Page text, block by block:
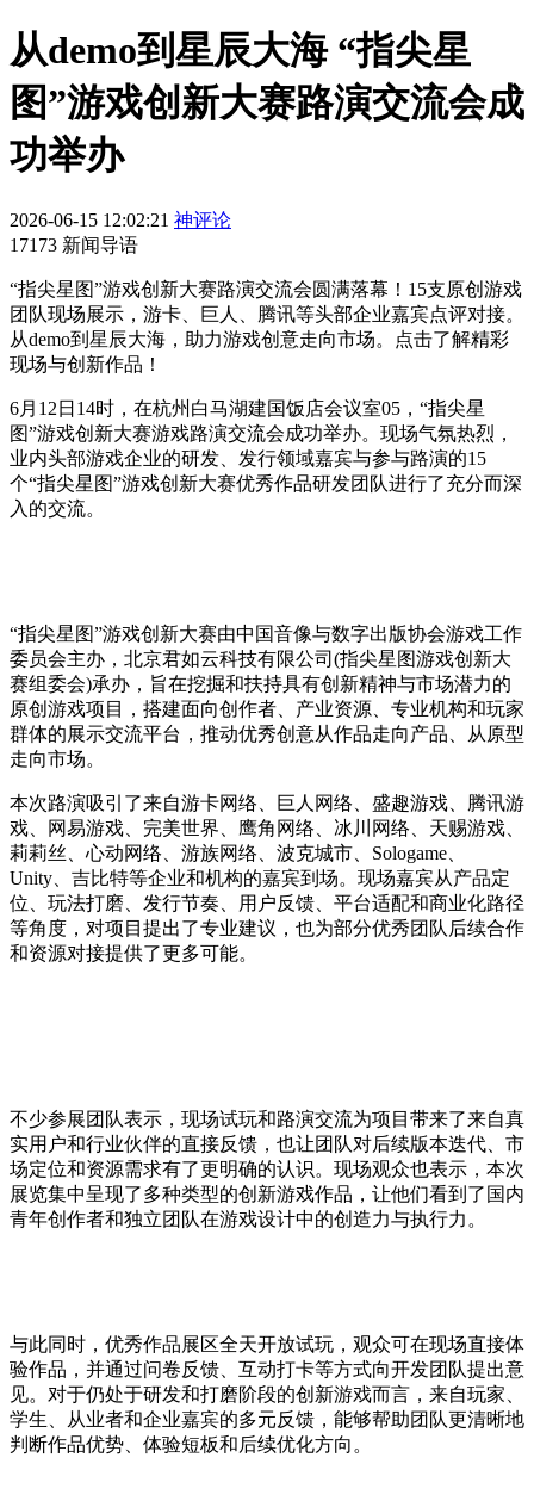
从demo到星辰大海 “指尖星
图”游戏创新大赛路演交流会成
功举办
2026-06-15 12:02:21 神评论
17173 新闻导语
“指尖星图”游戏创新大赛路演交流会圆满落幕！15支原创游戏
团队现场展示，游卡、巨人、腾讯等头部企业嘉宾点评对接。
从demo到星辰大海，助力游戏创意走向市场。点击了解精彩
现场与创新作品！
6月12日14时，在杭州白马湖建国饭店会议室05，“指尖星
图”游戏创新大赛游戏路演交流会成功举办。现场气氛热烈，
业内头部游戏企业的研发、发行领域嘉宾与参与路演的15
个“指尖星图”游戏创新大赛优秀作品研发团队进行了充分而深
入的交流。
“指尖星图”游戏创新大赛由中国音像与数字出版协会游戏工作
委员会主办，北京君如云科技有限公司(指尖星图游戏创新大
赛组委会)承办，旨在挖掘和扶持具有创新精神与市场潜力的
原创游戏项目，搭建面向创作者、产业资源、专业机构和玩家
群体的展示交流平台，推动优秀创意从作品走向产品、从原型
走向市场。
本次路演吸引了来自游卡网络、巨人网络、盛趣游戏、腾讯游
戏、网易游戏、完美世界、鹰角网络、冰川网络、天赐游戏、
莉莉丝、心动网络、游族网络、波克城市、Sologame、
Unity、吉比特等企业和机构的嘉宾到场。现场嘉宾从产品定
位、玩法打磨、发行节奏、用户反馈、平台适配和商业化路径
等角度，对项目提出了专业建议，也为部分优秀团队后续合作
和资源对接提供了更多可能。
不少参展团队表示，现场试玩和路演交流为项目带来了来自真
实用户和行业伙伴的直接反馈，也让团队对后续版本迭代、市
场定位和资源需求有了更明确的认识。现场观众也表示，本次
展览集中呈现了多种类型的创新游戏作品，让他们看到了国内
青年创作者和独立团队在游戏设计中的创造力与执行力。
与此同时，优秀作品展区全天开放试玩，观众可在现场直接体
验作品，并通过问卷反馈、互动打卡等方式向开发团队提出意
见。对于仍处于研发和打磨阶段的创新游戏而言，来自玩家、
学生、从业者和企业嘉宾的多元反馈，能够帮助团队更清晰地
判断作品优势、体验短板和后续优化方向。